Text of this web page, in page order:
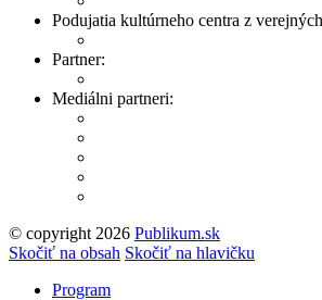
Podujatia kultúrneho centra z
Partner:
Mediálni partneri:
© copyright 2026 Publikum.sk
Tvorba stránok: Enjoy
Skočiť na obsah Skočiť na hlavičku
Program